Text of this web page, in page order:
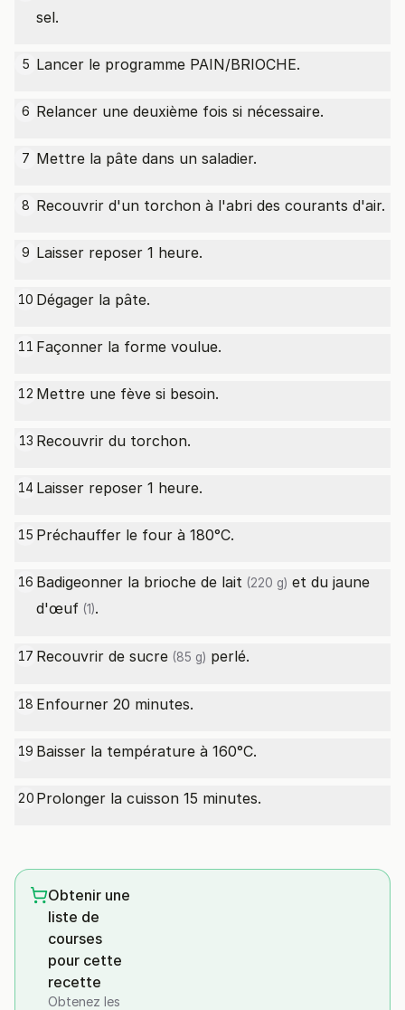
sel.
5 Lancer le programme PAIN/BRIOCHE.
6 Relancer une deuxième fois si nécessaire.
7 Mettre la pâte dans un saladier.
8 Recouvrir d'un torchon à l'abri des courants d'air.
9 Laisser reposer 1 heure.
10 Dégager la pâte.
11 Façonner la forme voulue.
12 Mettre une fève si besoin.
13 Recouvrir du torchon.
14 Laisser reposer 1 heure.
15 Préchauffer le four à 180°C.
16 Badigeonner la brioche de lait (220 g) et du jaune
d'œuf (1).
17 Recouvrir de sucre (85 g) perlé.
18 Enfourner 20 minutes.
19 Baisser la température à 160°C.
20 Prolonger la cuisson 15 minutes.
Obtenir une
liste de
courses
pour cette
recette
Obtenez les